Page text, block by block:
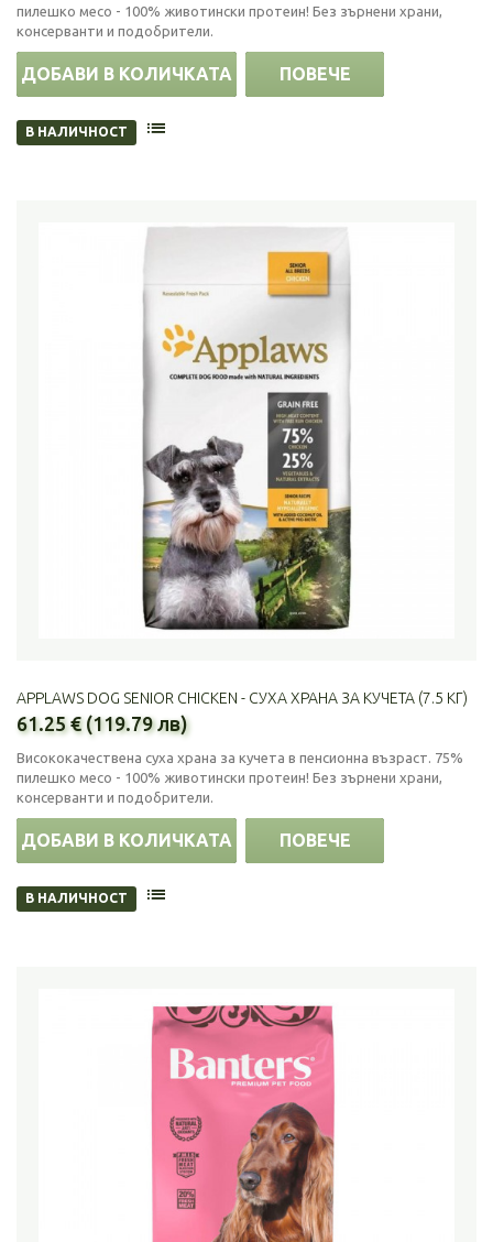
пилешко месо - 100% животински протеин! Без зърнени храни,
консерванти и подобрители.
ДОБАВИ В КОЛИЧКАТА ПОВЕЧЕ
В НАЛИЧНОСТ
APPLAWS DOG SENIOR CHICKEN - СУХА ХРАНА ЗА КУЧЕТА (7.5 КГ)
61.25 € (119.79 лв)
Висококачествена суха храна за кучета в пенсионна възраст. 75%
пилешко месо - 100% животински протеин! Без зърнени храни,
консерванти и подобрители.
ДОБАВИ В КОЛИЧКАТА ПОВЕЧЕ
В НАЛИЧНОСТ